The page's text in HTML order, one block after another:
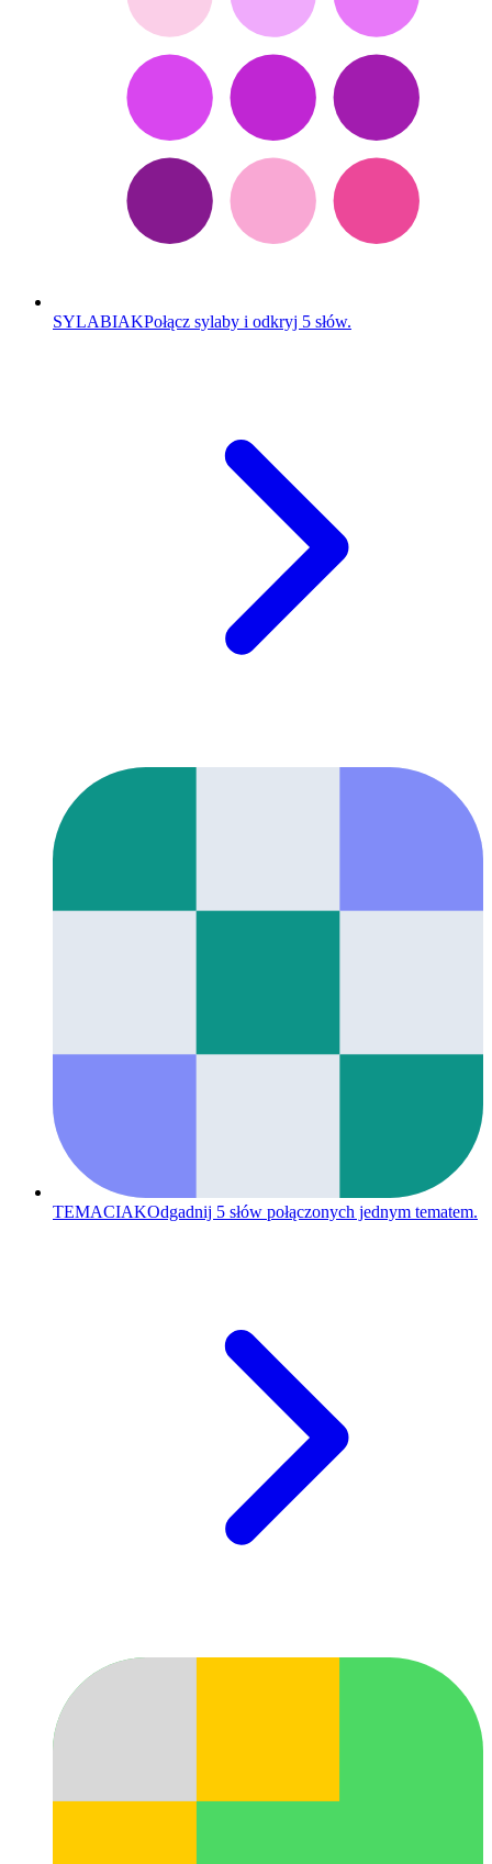
SYLABIAKPołącz sylaby i odkryj 5 słów.
TEMACIAKOdgadnij 5 słów połączonych jednym tematem.